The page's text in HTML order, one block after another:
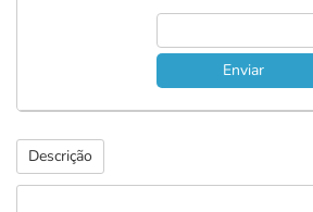
Enviar
Descrição